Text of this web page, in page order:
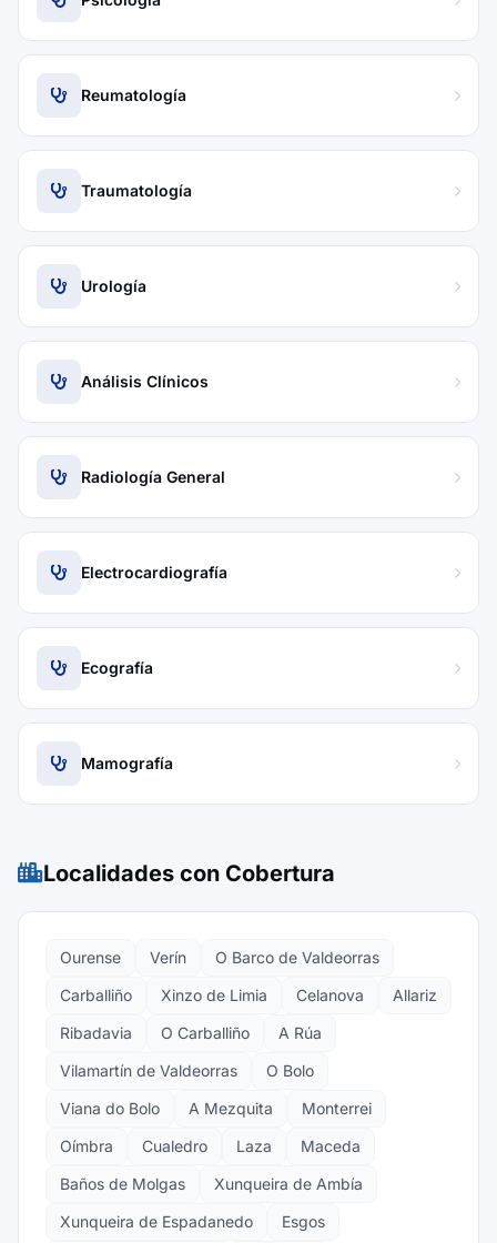
Reumatología
Traumatología
Urología
Análisis Clínicos
Radiología General
Electrocardiografía
Ecografía
Mamografía
Localidades con Cobertura
Ourense Verín
O Barco de Valdeorras
Carballiño
Xinzo de Limia Celanova
Allariz
Ribadavia
O Carballiño
A Rúa
Vilamartín de Valdeorras
O Bolo
Viana do Bolo
A Mezquita
Monterrei
Oímbra
Cualedro Laza
Maceda
Baños de Molgas
Xunqueira de Ambía
Xunqueira de Espadanedo
Esgos